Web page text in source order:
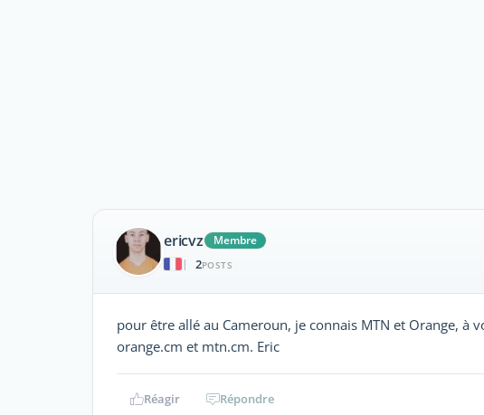
ericvz
Membre
|
2POSTS
pour être allé au Cameroun, je connais MTN et Orange, à
orange.cm et mtn.cm. Eric
Réagir Répondre